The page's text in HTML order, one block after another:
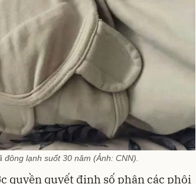
lạnh suốt 30 năm (Ảnh: CNN).
quyền quyết định số phận các phôi